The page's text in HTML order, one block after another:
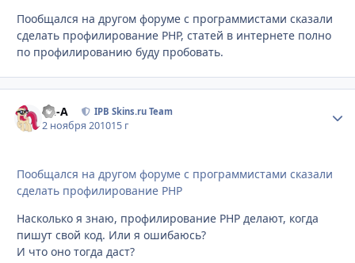
Пообщался на другом форуме с программистами сказали
сделать профилирование PHP, статей в интернете полно
по профилированию буду пробовать.
Ph-A IPB Skins.ru Team
2 ноября 201015 г
Пообщался на другом форуме с программистами сказали
сделать профилирование PHP
Насколько я знаю, профилирование PHP делают, когда
пишут свой код. Или я ошибаюсь?
И что оно тогда даст?